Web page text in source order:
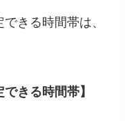
きる時間帯は、
きる時間帯】